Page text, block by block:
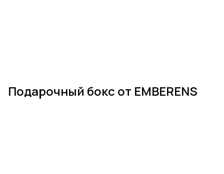
Подарочный бокс от EMBERENS